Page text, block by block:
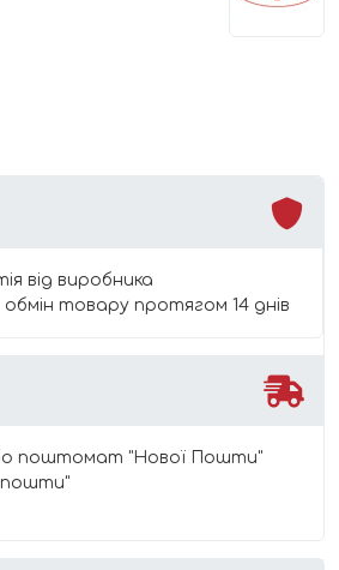
від виробника
обмін товару протягом 14 днів
поштомат "Нової Пошти"
пошти"